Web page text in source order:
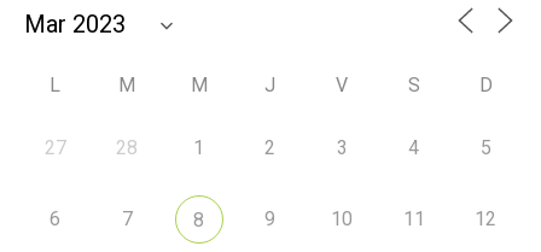
L M M J V S D
27 28 1 2 3 4 5
6 7 8 9 10 11 12